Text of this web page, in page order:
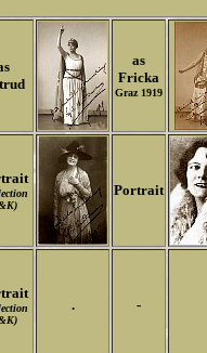
as
Fricka
Graz 1919
Portrait
. -